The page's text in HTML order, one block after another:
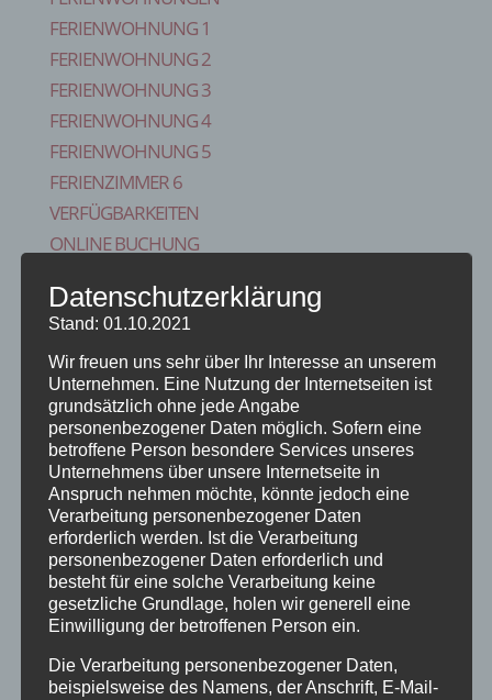
FERIENWOHNUNG 1
FERIENWOHNUNG 2
FERIENWOHNUNG 3
FERIENWOHNUNG 4
FERIENWOHNUNG 5
FERIENZIMMER 6
VERFÜGBARKEITEN
ONLINE BUCHUNG
KONTAKT
FAQS
REISE VERSICHERUNG
IMPRESSUM
Seite wählen
Start
Ferienwohnungen
Ferienwohnung 1
Ferienwohnung 2
Ferienwohnung 3
Ferienwohnung 4
Ferienwohnung 5
Ferienzimmer 6
Verfügbarkeiten
Datenschutzerklärung
Stand: 01.10.2021
Wir freuen uns sehr über Ihr Interesse an unserem
Unternehmen. Eine Nutzung der Internetseiten ist
grundsätzlich ohne jede Angabe
personenbezogener Daten möglich. Sofern eine
betroffene Person besondere Services unseres
Unternehmens über unsere Internetseite in
Anspruch nehmen möchte, könnte jedoch eine
Verarbeitung personenbezogener Daten
erforderlich werden. Ist die Verarbeitung
personenbezogener Daten erforderlich und
besteht für eine solche Verarbeitung keine
gesetzliche Grundlage, holen wir generell eine
Einwilligung der betroffenen Person ein.
Die Verarbeitung personenbezogener Daten,
beispielsweise des Namens, der Anschrift, E-Mail-